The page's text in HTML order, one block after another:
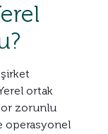
şirket
ortak
zorunlu
operasyonel